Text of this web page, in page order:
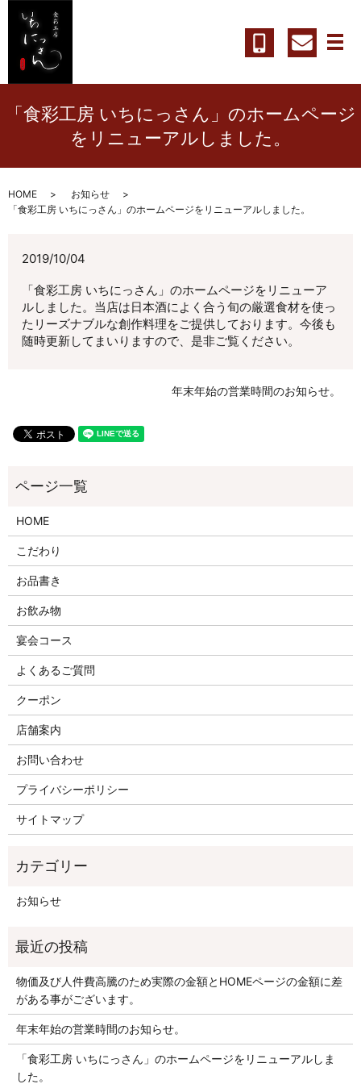
メ
「食彩工房 いちにっさん」のホームページ
をリニューアルしました。
HOME
お知らせ
「食彩工房 いちにっさん」のホームページをリニューアルしました。
2019/10/04
「食彩工房 いちにっさん」のホームページをリニューア
ルしました。当店は日本酒によく合う旬の厳選食材を使っ
たリーズナブルな創作料理をご提供しております。今後も
随時更新してまいりますので、是非ご覧ください。
年末年始の営業時間のお知らせ。
HOME
こだわり
お品書き
お飲み物
宴会コース
よくあるご質問
クーポン
店舗案内
お問い合わせ
プライバシーポリシー
サイトマップ
お知らせ
物価及び人件費高騰のため実際の金額とHOMEページの金額に差
がある事がございます。
年末年始の営業時間のお知らせ。
「食彩工房 いちにっさん」のホームページをリニューアルしま
した。